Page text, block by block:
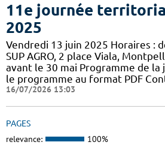
11e journée
2025
Vendredi 13 juin 2025 Horaires :
SUP AGRO, 2 place Viala,
avant le 30 mai Programme de
le programme au format PDF
16/07/2026 13:03
PAGES
relevance: 100%